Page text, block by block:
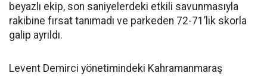
beyazlı ekip, son saniyelerdeki etkili savunmasıyla
rakibine fırsat tanımadı ve parkeden 72-71’lik skorla
galip ayrıldı.
Levent Demirci yönetimindeki Kahramanmaraş